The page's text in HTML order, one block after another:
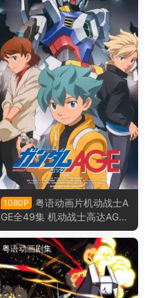
1080P
粤语动画片机动战士A
GE全49集 机动战士高达AGE
粤语版
粤语动画剧集